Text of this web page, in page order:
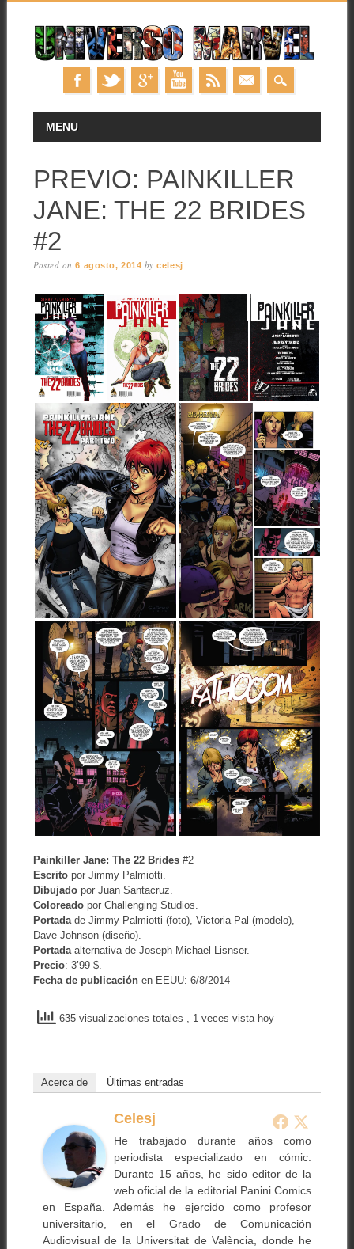
MAIN MENU
MENU
PREVIO: PAINKILLER
JANE: THE 22 BRIDES
#2
Posted on6 agosto, 2014 bycelesj
Painkiller Jane: The 22 Brides#2
Escritopor Jimmy Palmiotti.
Dibujadopor Juan Santacruz.
Coloreadopor Challenging Studios.
Portadade Jimmy Palmiotti (foto), Victoria Pal (modelo),
Dave Johnson (diseño).
Portadaalternativa de Joseph Michael Lisnser.
Precio: 3’99 $.
Fecha de publicaciónen EEUU: 6/8/2014
635 visualizaciones totales , 1 veces vista hoy
Acerca de Últimas entradas
Celesj
He trabajado durante años como
periodista especializado en cómic.
Durante 15 años, he sido editor de la
web oficial de la editorial Panini Comics
en España. Además he ejercido como profesor
universitario, en el Grado de Comunicación
Audiovisual de la Universitat de València, donde he